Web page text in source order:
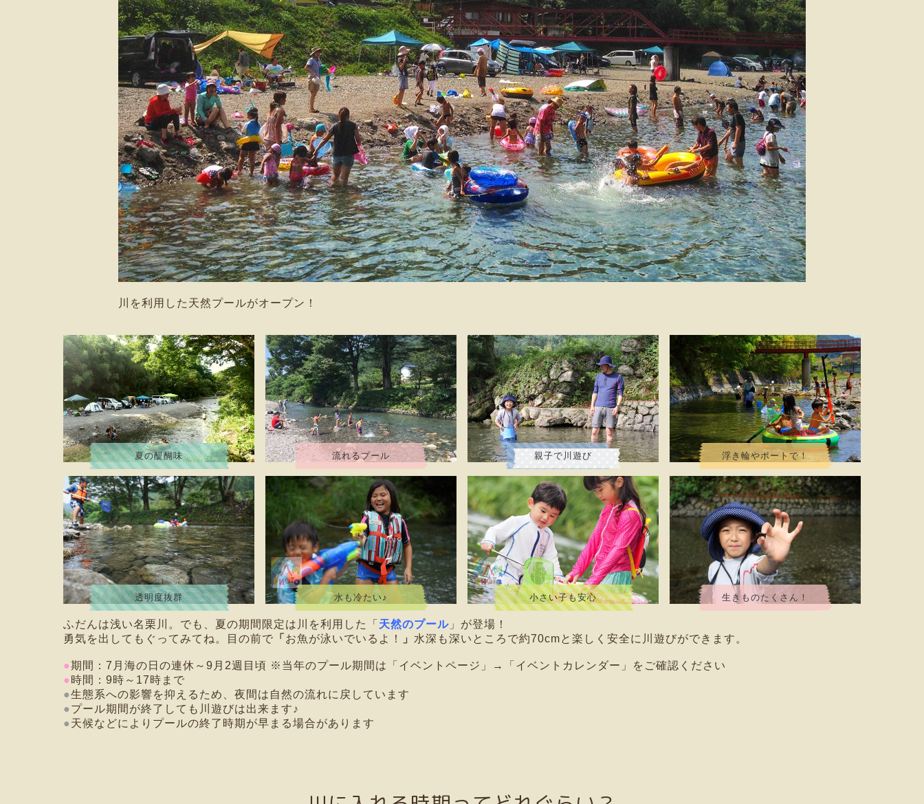
川を利用した天然プールがオープン！
夏の醍醐味 流れるプール 親子で川遊び 浮き輪やボートで！
透明度抜群 水も冷たい♪ 小さい子も安心 生きものたくさん！
ふだんは浅い名栗川。でも、夏の期間限定は川を利用した「 天然のプール 」が登場！
勇気を出してもぐってみてね。目の前で 「 お魚が泳いでいるよ！ 」 水深も深いところで約70cmと楽しく安全に川遊びができます。
●期間：7月海の日の連休～9月2週目頃 ※当年のプール期間は「イベントページ」→「イベントカレンダー」をご確認ください
● 時間：9時～17時まで
●生態系への影響を抑えるため、夜間は自然の流れに戻しています
● プール期間が終了しても川遊びは出来ます♪
● 天候などによりプールの終了時期が早まる場合があります